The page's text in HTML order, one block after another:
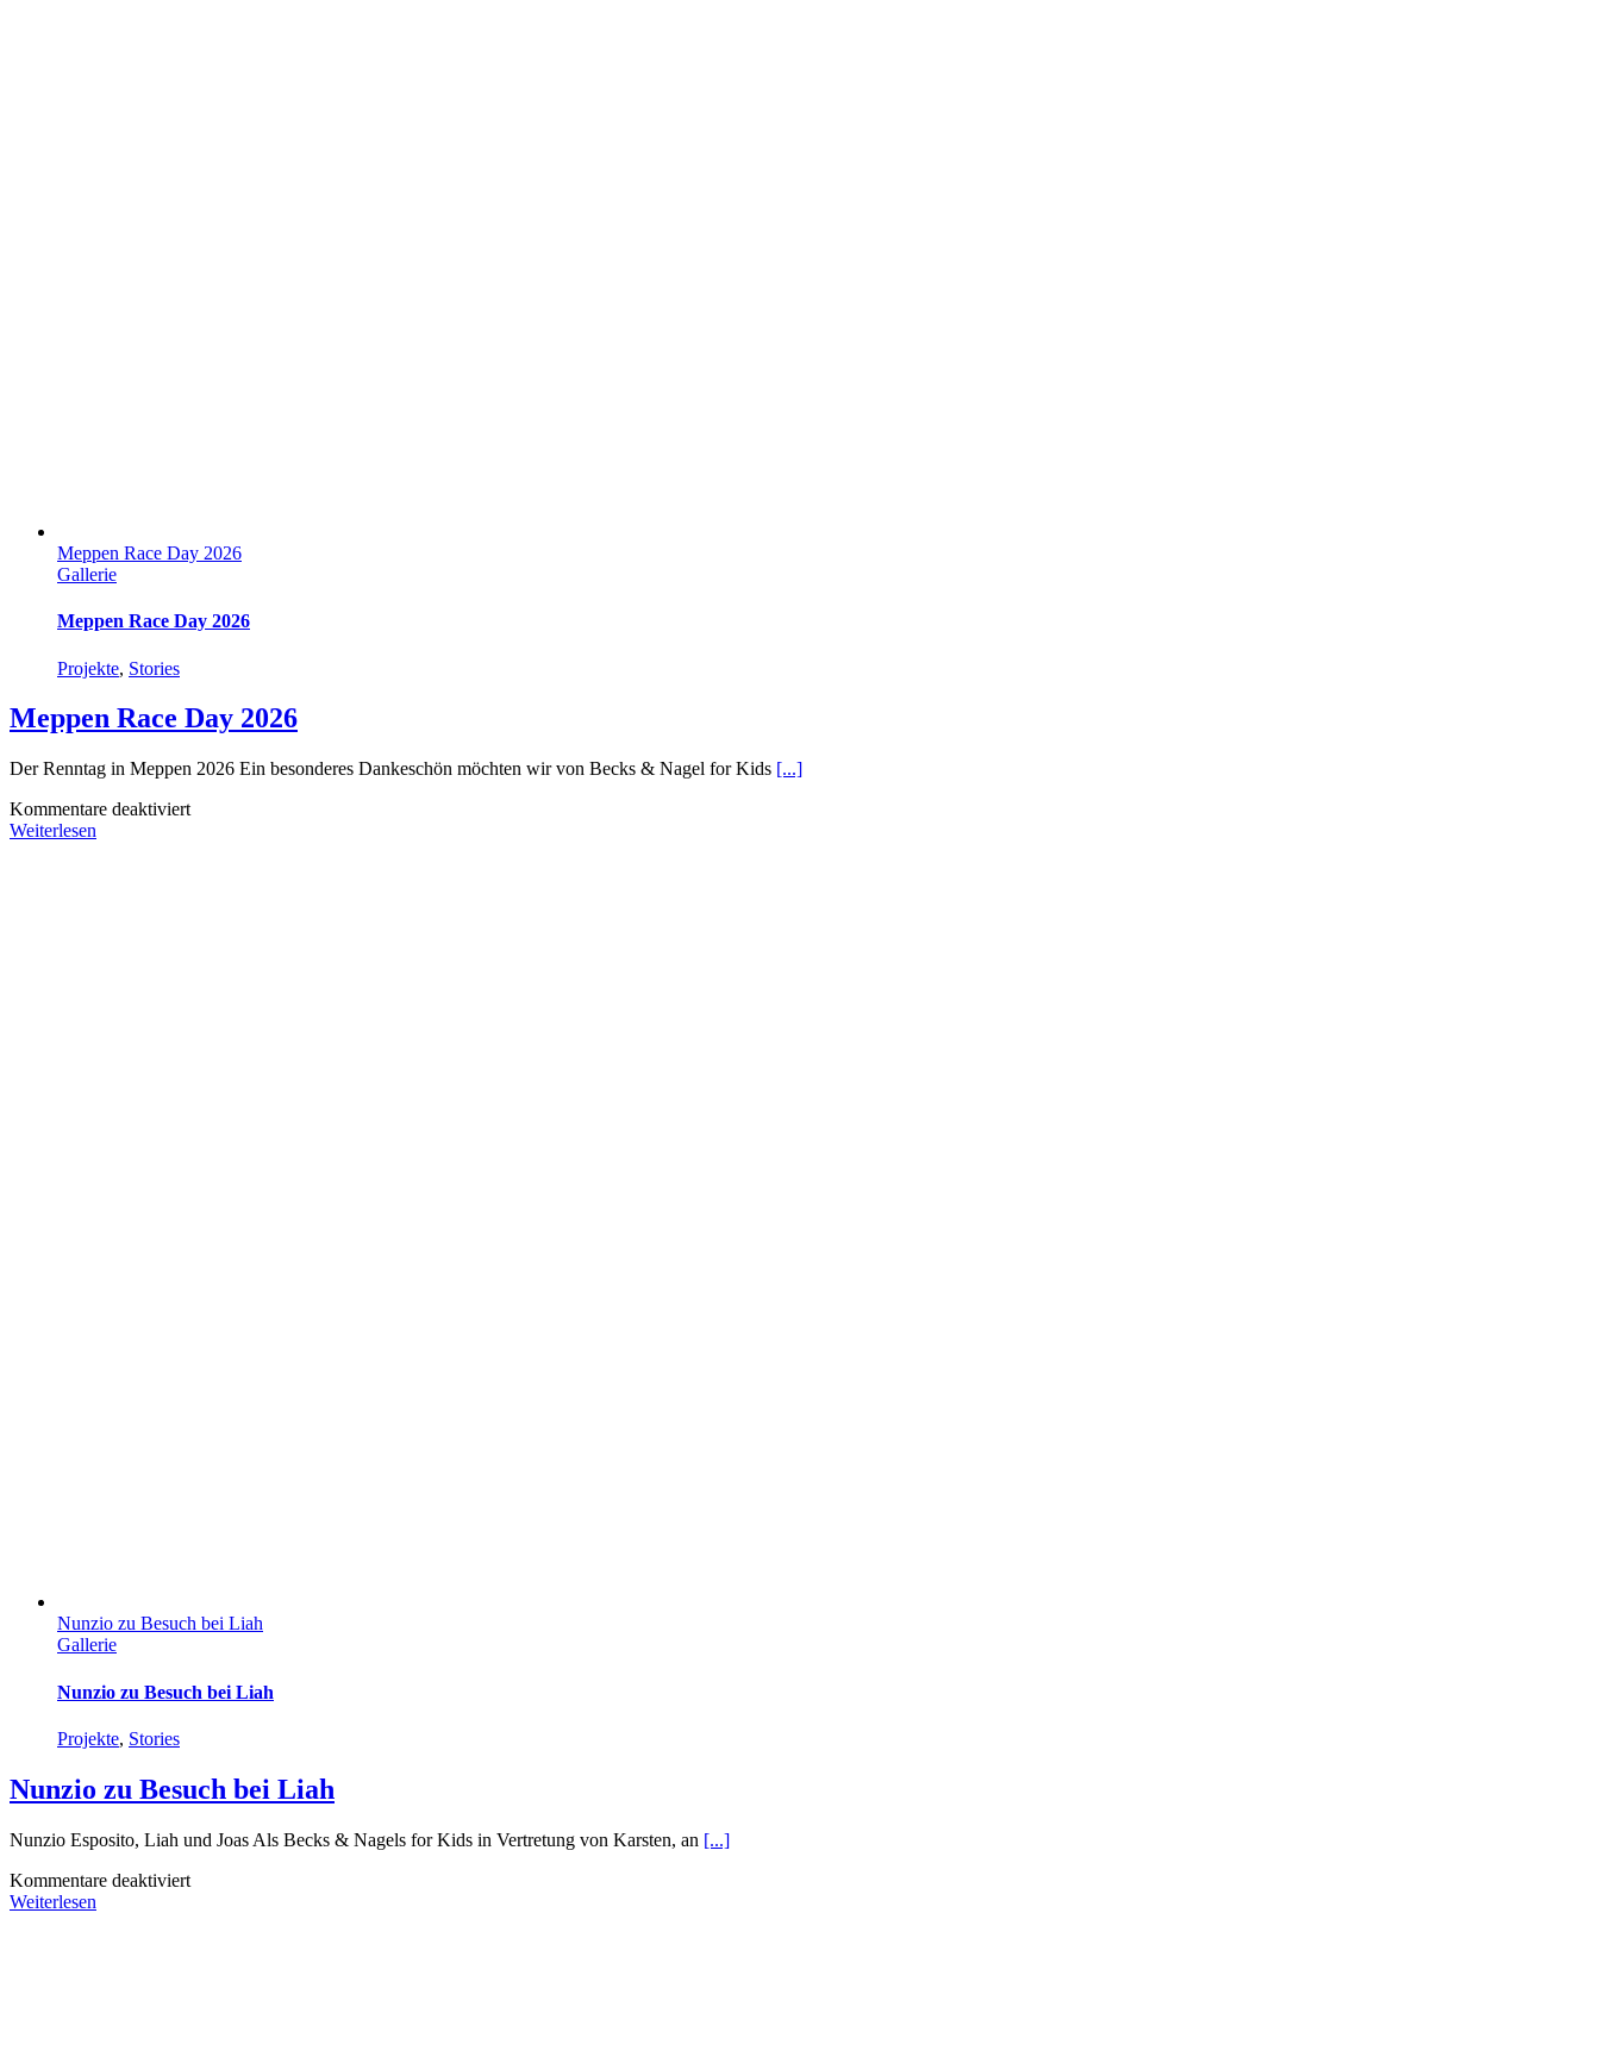
Meppen Race Day 2026
Gallerie
Meppen Race Day 2026
Projekte, Stories
Meppen Race Day 2026
Der Renntag in Meppen 2026 Ein besonderes Dankeschön möchten wir von Becks & Nagel for Kids [...]
Kommentare deaktiviertfür
Weiterlesen
Nunzio zu Besuch bei Liah
Gallerie
Nunzio zu Besuch bei Liah
Projekte, Stories
Nunzio zu Besuch bei Liah
Nunzio Esposito, Liah und Joas Als Becks & Nagels for Kids in Vertretung von Karsten, an [...]
Kommentare deaktiviertfür
Weiterlesen